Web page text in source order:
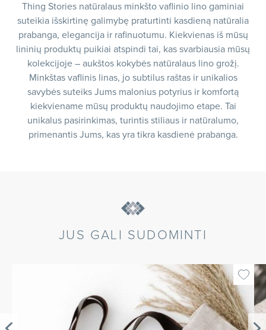
Thing Stories natūralaus minkšto vaflinio lino gaminiai
suteikia išskirtinę galimybę praturtinti kasdieną natūralia
prabanga, elegancija ir rafinuotumu. Kiekvienas iš mūsų
lininių produktų puikiai atspindi tai, kas svarbiausia mūsų
kolekcijoje – aukštos kokybės natūralaus lino grožį.
Minkštas vaflinis linas, jo subtilus raštas ir unikalios
savybės suteiks Jums malonius potyrius ir komfortą
kiekviename mūsų produktų naudojimo etape. Tai
unikalus pasirinkimas, turintis stiliaus ir natūralumo,
primenantis Jums, kas yra tikra kasdienė prabanga.
JUS GALI SUDOMINTI